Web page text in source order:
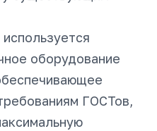
оборудование
ГОСТов,